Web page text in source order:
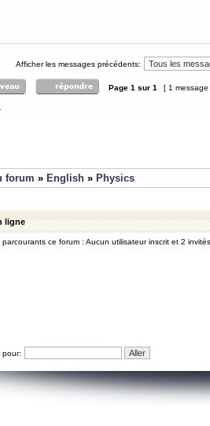
Afficher les messages précédents:
Page 1 sur 1 [ 1
forum » English » Physics
ligne
parcourants ce forum : Aucun utilisateur inscrit et 2 invités
pour: